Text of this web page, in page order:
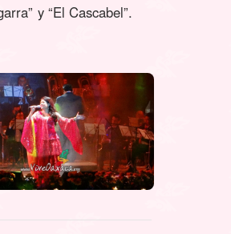
y “El Cascabel”.